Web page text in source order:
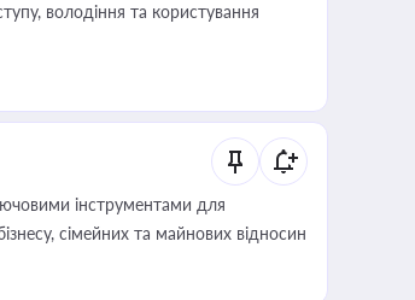
володіння та користування
інструментами для
сімейних та майнових відносин